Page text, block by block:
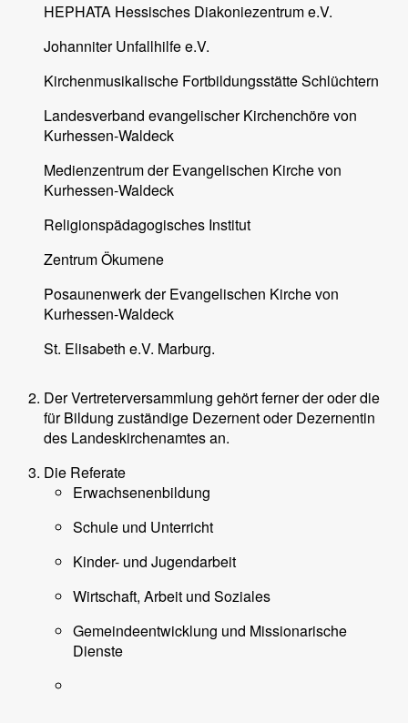
HEPHATA Hessisches Diakoniezentrum e.V.
Johanniter Unfallhilfe e.V.
Kirchenmusikalische Fortbildungsstätte Schlüchtern
Landesverband evangelischer Kirchenchöre von
Kurhessen-Waldeck
Medienzentrum der Evangelischen Kirche von
Kurhessen-Waldeck
Religionspädagogisches Institut
Zentrum Ökumene
Posaunenwerk der Evangelischen Kirche von
Kurhessen-Waldeck
St. Elisabeth e.V. Marburg.
Der Vertreterversammlung gehört ferner der oder die
für Bildung zuständige Dezernent oder Dezernentin
des Landeskirchenamtes an.
Die Referate
Erwachsenenbildung
Schule und Unterricht
Kinder- und Jugendarbeit
Wirtschaft, Arbeit und Soziales
Gemeindeentwicklung und Missionarische
Dienste